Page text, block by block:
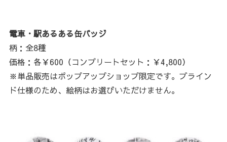
電車・駅あるある缶バッジ
柄：全8種
価格：各￥600（コンプリートセット：￥4,800）
※単品販売はポップアップショップ限定です。ブライン
ド仕様のため、絵柄はお選びいただけません。